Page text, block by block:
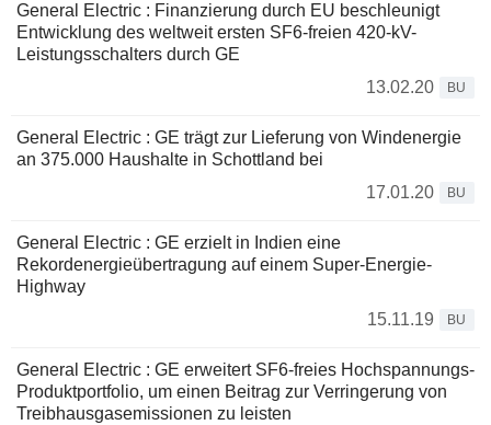
General Electric : Finanzierung durch EU beschleunigt
Entwicklung des weltweit ersten SF6-freien 420-kV-
Leistungsschalters durch GE
13.02.20
BU
General Electric : GE trägt zur Lieferung von Windenergie
an 375.000 Haushalte in Schottland bei
17.01.20
BU
General Electric : GE erzielt in Indien eine
Rekordenergieübertragung auf einem Super-Energie-
Highway
15.11.19
BU
General Electric : GE erweitert SF6-freies Hochspannungs-
Produktportfolio, um einen Beitrag zur Verringerung von
Treibhausgasemissionen zu leisten